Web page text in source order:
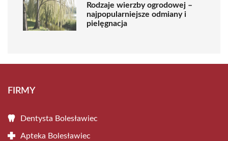
Rodzaje wierzby ogrodowej –
najpopularniejsze odmiany i
pielęgnacja
FIRMY
Dentysta Bolesławiec
Apteka Bolesławiec